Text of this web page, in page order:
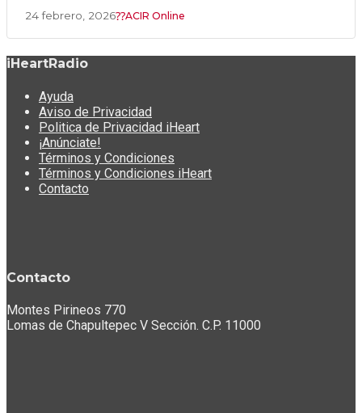
24 febrero, 2026 ACIR Online
iHeartRadio
Ayuda
Aviso de Privacidad
Politica de Privacidad iHeart
¡Anúnciate!
Términos y Condiciones
Términos y Condiciones iHeart
Contacto
Contacto
Montes Pirineos 770
Lomas de Chapultepec V Sección. C.P. 11000